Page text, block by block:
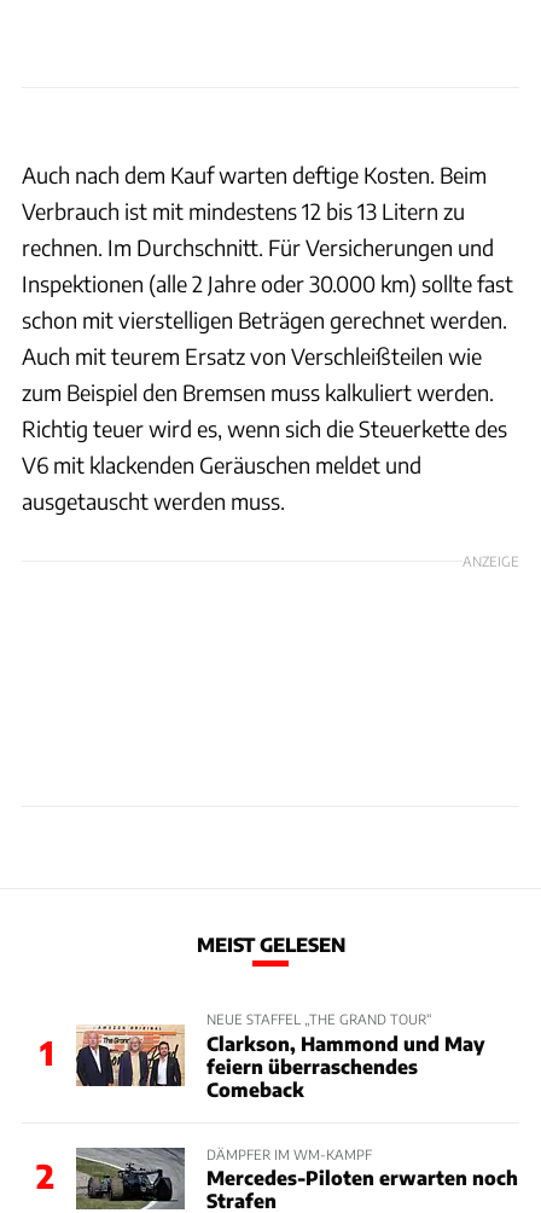
Auch nach dem Kauf warten deftige Kosten. Beim
Verbrauch ist mit mindestens 12 bis 13 Litern zu
rechnen. Im Durchschnitt. Für Versicherungen und
Inspektionen (alle 2 Jahre oder 30.000 km) sollte fast
schon mit vierstelligen Beträgen gerechnet werden.
Auch mit teurem Ersatz von Verschleißteilen wie
zum Beispiel den Bremsen muss kalkuliert werden.
Richtig teuer wird es, wenn sich die Steuerkette des
V6 mit klackenden Geräuschen meldet und
ausgetauscht werden muss.
ANZEIGE
MEIST GELESEN
1
NEUE STAFFEL „THE GRAND TOUR“
Clarkson, Hammond und May
feiern überraschendes
Comeback
2
DÄMPFER IM WM-KAMPF
Mercedes-Piloten erwarten noch
Strafen